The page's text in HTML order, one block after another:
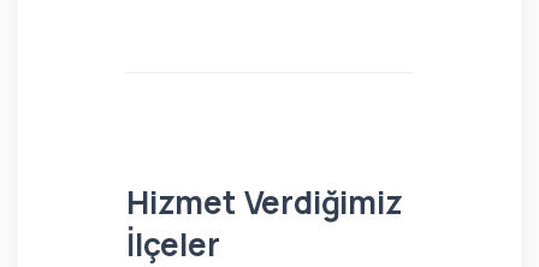
Hizmet Verdiğimiz
İlçeler